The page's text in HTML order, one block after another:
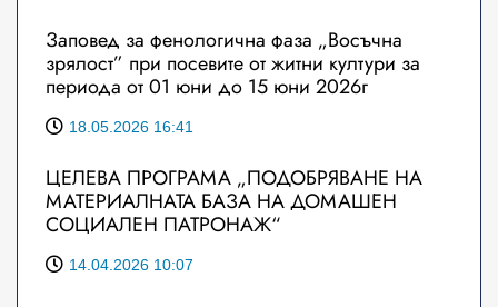
Заповед за фенологична фаза „Восъчна
зрялост” при посевите от житни култури за
периода от 01 юни до 15 юни 2026г
18.05.2026 16:41
ЦЕЛЕВА ПРОГРАМА „ПОДОБРЯВАНЕ НА
МАТЕРИАЛНАТА БАЗА НА ДОМАШЕН
СОЦИАЛЕН ПАТРОНАЖ“
14.04.2026 10:07